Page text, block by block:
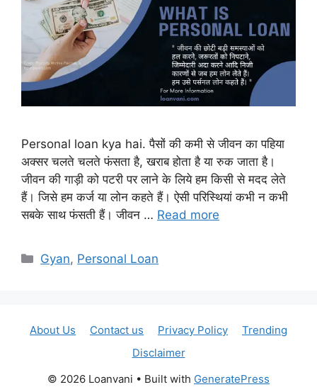
Personal loan kya hai. पैसों की कमी से जीवन का पहिया
अक्सर चलते चलते फंसता है, खराब होता है या रुक जाता है।
जीवन की गाड़ी को पटरी पर लाने के लिये हम किसी से मदद लेते
हैं। जिसे हम कर्ज या लोन कहते हैं। ऐसी परिस्थियां कभी न कभी
सबके साथ फंसती हैं। जीवन … Read more
Categories
Gyan, Personal Loan
About Us Contact us Privacy Policy
Trending
Disclaimer
© 2026 Loanvani • Built with GeneratePress